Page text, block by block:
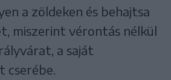
a zöldeken és behajtsa
miszerint vérontás nélkül
a saját
cserébe.